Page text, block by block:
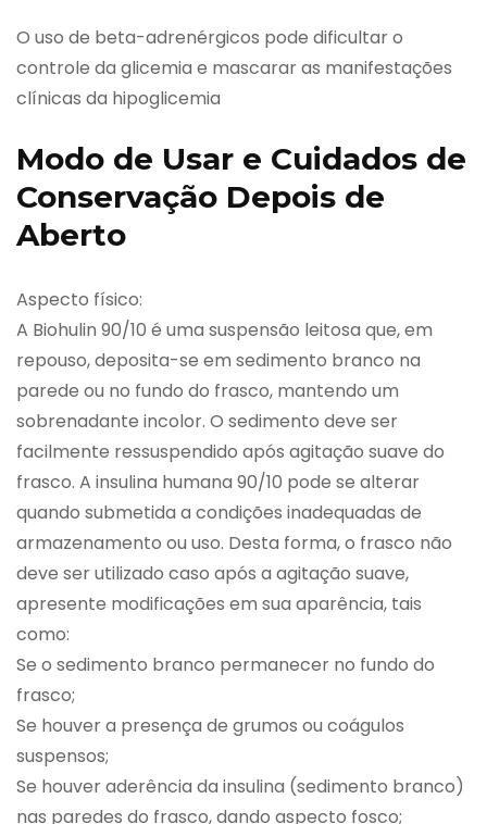
O uso de beta-adrenérgicos pode dificultar o
controle da glicemia e mascarar as manifestações
clínicas da hipoglicemia
Modo de Usar e Cuidados de
Conservação Depois de
Aberto
Aspecto físico:
A Biohulin 90/10 é uma suspensão leitosa que, em
repouso, deposita-se em sedimento branco na
parede ou no fundo do frasco, mantendo um
sobrenadante incolor. O sedimento deve ser
facilmente ressuspendido após agitação suave do
frasco. A insulina humana 90/10 pode se alterar
quando submetida a condições inadequadas de
armazenamento ou uso. Desta forma, o frasco não
deve ser utilizado caso após a agitação suave,
apresente modificações em sua aparência, tais
como:
Se o sedimento branco permanecer no fundo do
frasco;
Se houver a presença de grumos ou coágulos
suspensos;
Se houver aderência da insulina (sedimento branco)
nas paredes do frasco, dando aspecto fosco;